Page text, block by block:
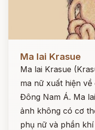
Ma lai Krasue
Ma lai Krasue
ma nữ xuất hiện
Đông Nam Á. Ma
ảnh không có cơ
phụ nữ và phần